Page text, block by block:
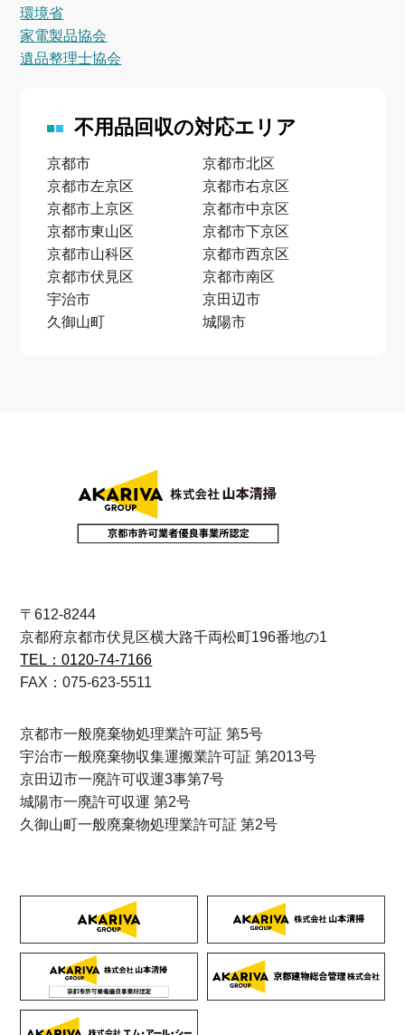
環境省
家電製品協会
遺品整理士協会
不用品回収の対応エリア
京都市
京都市北区
京都市左京区
京都市右京区
京都市上京区
京都市中京区
京都市東山区
京都市下京区
京都市山科区
京都市西京区
京都市伏見区
京都市南区
宇治市
京田辺市
久御山町
城陽市
〒612-8244
京都府京都市伏見区横大路千両松町196番地の1
TEL：0120-74-7166
FAX：075-623-5511
京都市一般廃棄物処理業許可証 第5号
宇治市一般廃棄物収集運搬業許可証 第2013号
京田辺市一廃許可収運3事第7号
城陽市一廃許可収運 第2号
久御山町一般廃棄物処理業許可証 第2号